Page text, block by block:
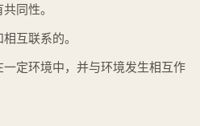
同性。
互联系的。
一定环境中，并与环境发生相互作